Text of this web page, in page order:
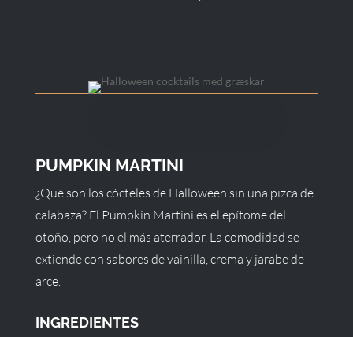
PUMPKIN MARTINI
¿Qué son los cócteles de Halloween sin una pizca de
calabaza? El Pumpkin Martini es el epítome del
otoño, pero no el más aterrador. La comodidad se
extiende con sabores de vainilla, crema y jarabe de
arce.
INGREDIENTES